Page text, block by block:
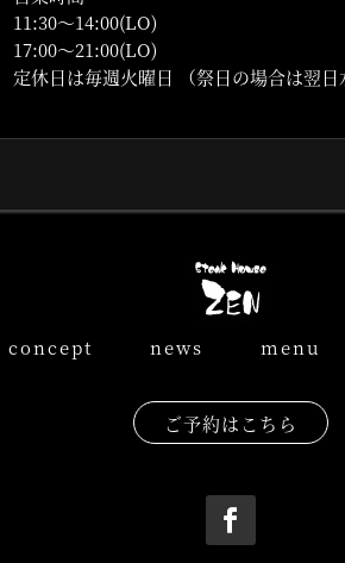
11:30〜14:00(LO)
17:00〜21:00(LO)
定休日は毎週火曜日
（祭日の場合は翌日
concept news menu
ご予約はこちら